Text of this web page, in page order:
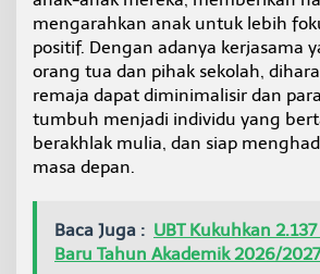
mengarahkan anak untuk lebih
positif. Dengan adanya kerjasama
orang tua dan pihak sekolah,
remaja dapat diminimalisir dan
tumbuh menjadi individu yang
berakhlak mulia, dan siap
masa depan.
Baca Juga : UBT Kukuhkan
Baru Tahun Akademik 2026/2027